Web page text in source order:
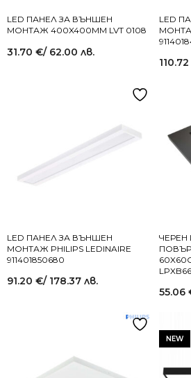
LED ПАНЕЛ ЗА ВЪНШЕН
МОНТАЖ 400X400MM LVT 0108
31.70 €/ 62.00 лв.
LED
110.72
LED ПАНЕЛ ЗА ВЪНШЕН
МОНТАЖ PHILIPS LEDINAIRE
911401850680
91.20 €/ 178.37 лв.
ЧЕРЕН
55.06
NEW